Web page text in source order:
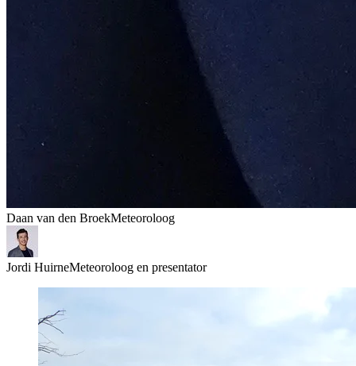
Daan van den BroekMeteoroloog
Jordi HuirneMeteoroloog en presentator